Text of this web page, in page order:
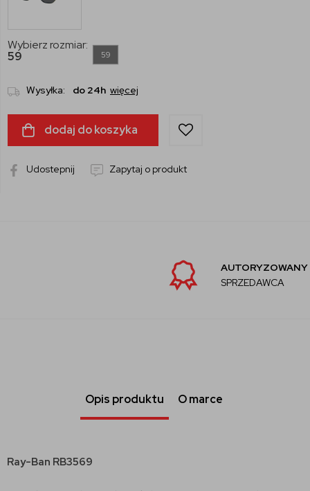
Wybierz rozmiar:
59
59
Wysyłka: do 24h więcej
dodaj do koszyka
Udostepnij Zapytaj o produkt
AUTORYZOWANY
SPRZEDAWCA
Opis produktu O marce
Ray-Ban RB3569